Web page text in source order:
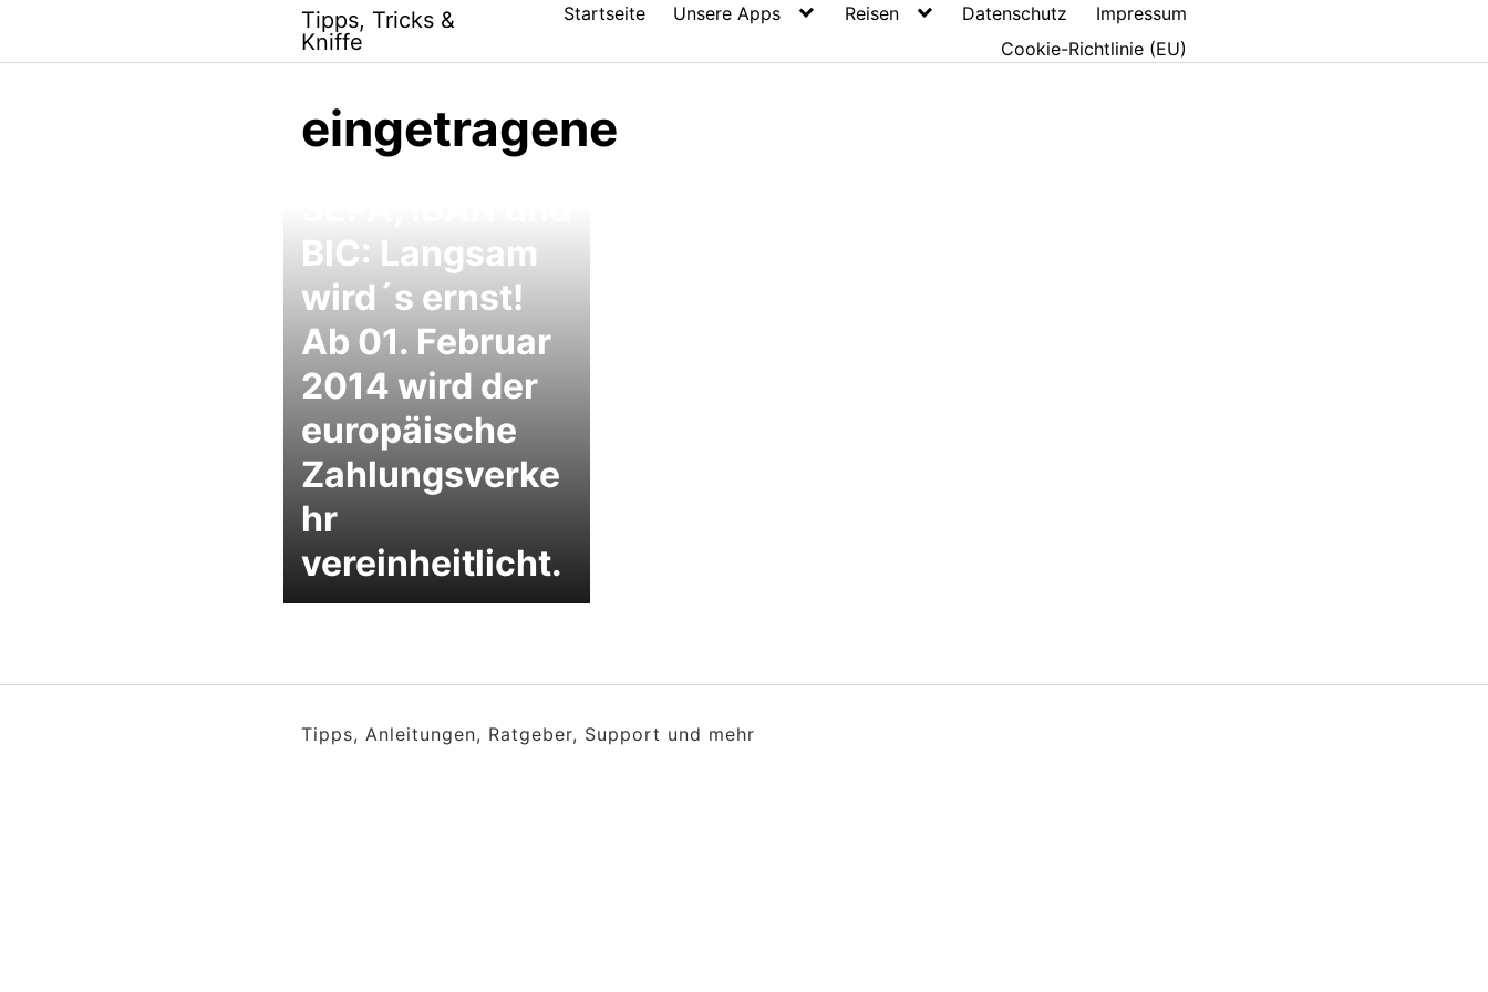
content
Tipps, Tricks &
Kniffe
Startseite Unsere Apps Reisen Datenschutz
Impressum
Cookie-Richtlinie (EU)
eingetragene
BIC: Langsam
wird´s ernst!
Ab 01. Februar
2014 wird der
europäische
Zahlungsverke
hr
vereinheitlicht.
Tipps, Anleitungen, Ratgeber, Support und mehr